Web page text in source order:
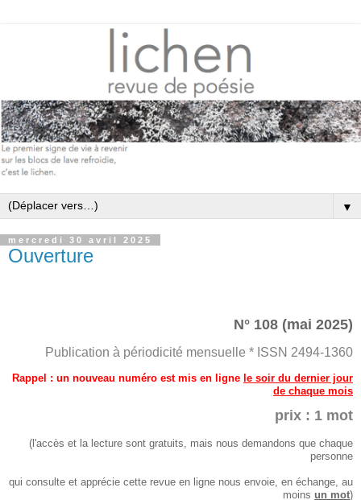
▼
mercredi 30 avril 2025
Ouverture
N° 108 (mai 2025)
Publication à périodicité mensuelle * ISSN 2494-1360
Rappel : un nouveau numéro est mis en ligne le soir du dernier jour
de chaque mois
prix : 1 mot
(l'accès et la lecture sont gratuits, mais nous demandons que chaque
personne
qui consulte et apprécie cette revue en ligne nous envoie, en échange, au
moins un mot)